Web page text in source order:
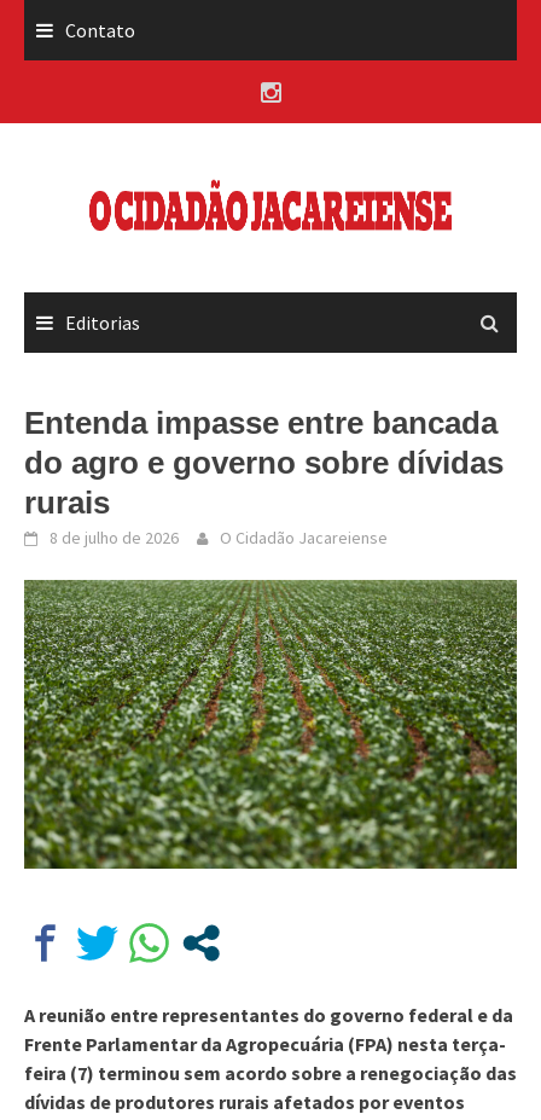
Contato
Editorias
Entenda impasse entre bancada
do agro e governo sobre dívidas
rurais
8 de julho de 2026 O Cidadão Jacareiense
A reunião entre representantes do governo federal e da
Frente Parlamentar da Agropecuária (FPA) nesta terça-
feira (7) terminou sem acordo sobre a renegociação das
dívidas de produtores rurais afetados por eventos